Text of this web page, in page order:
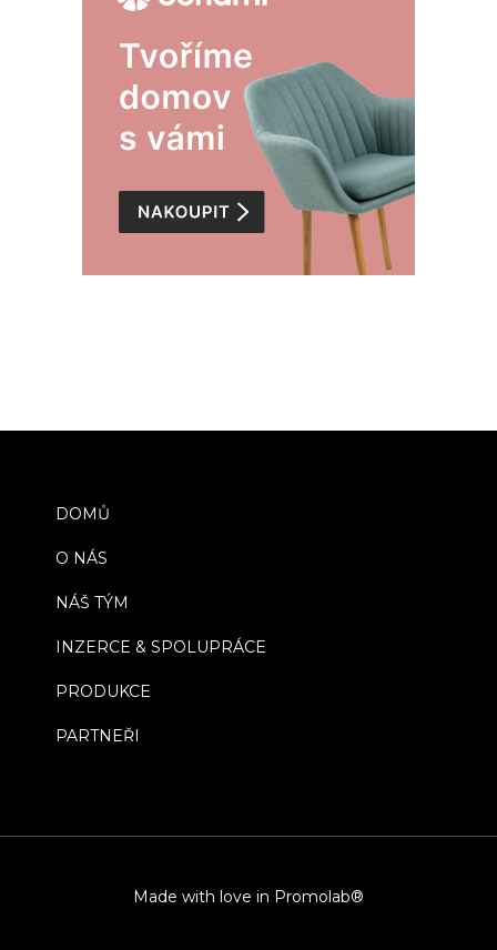
DOMŮ
O NÁS
NÁŠ TÝM
INZERCE & SPOLUPRÁCE
PRODUKCE
PARTNEŘI
Made with love in Promolab®